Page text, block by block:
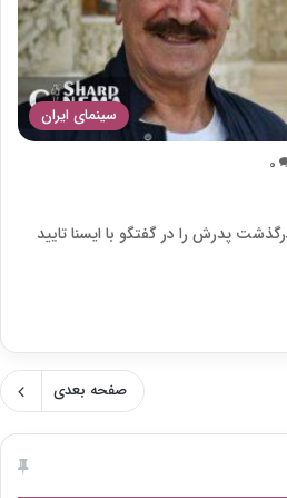
سینمای ایران
0
پدرش را در گفتگو با ایسنا تایید
صفحه بعدی